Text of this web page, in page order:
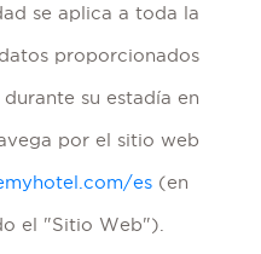
se aplica a toda la
proporcionados
su estadía en
por el sitio web
es (en
el "Sitio Web").